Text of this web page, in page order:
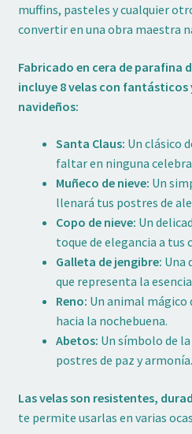
muffins, pasteles y cualquier
convertir en una obra maestra
Fabricado en cera de parafina
incluye 8 velas con
navideños:
Santa Claus: Un clásico
faltar en ninguna
Muñeco de nieve: Un
llenará tus postres de
Copo de nieve: Un
toque de elegancia a tus
Galleta de jengibre: Una
que representa la
Reno: Un animal mágico
hacia la nochebuena.
Abetos: Un símbolo de
postres de paz y armonía.
Las velas son resistentes,
te permite usarlas en varias